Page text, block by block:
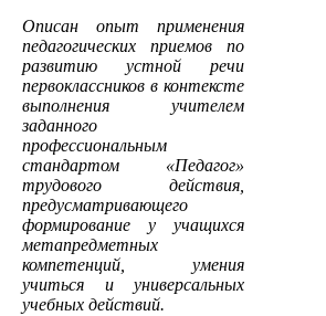
Описан опыт применения
педагогических приемов по
развитию устной речи
первоклассников в контексте
выполнения учителем
заданного
профессиональным
стандартом «Педагог»
трудового действия,
предусматривающего
формирование у учащихся
метапредметных
компетенций, умения
учиться и универсальных
учебных действий.